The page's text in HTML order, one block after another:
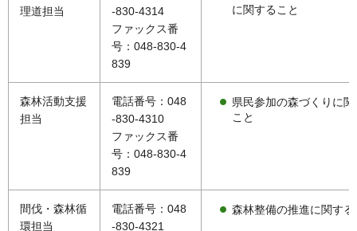
理道担当
-830-4314
ファックス番
号：048-830-4
839
に関すること
森林活動支援
担当
電話番号：048
-830-4310
ファックス番
号：048-830-4
839
県民参加の森づくりに
こと
間伐・森林循
環担当
電話番号：048
-830-4321
森林整備の推進に関する